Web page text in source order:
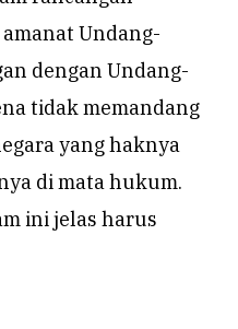
Undang-
dengan Undang-
tidak memandang
yang haknya
di mata hukum.
ini jelas harus